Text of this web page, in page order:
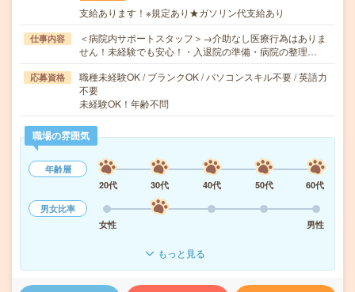
支給あります！※規定あり★ガソリン代支給あり
仕事内容
＜病院内サポートスタッフ＞→介助なし医療行為はありま
せん！未経験でも安心！・入退院の準備・病院の整理…
応募資格
職種未経験OK / ブランクOK / パソコンスキル不要 / 英語力
不要
未経験OK！年齢不問
職場の雰囲気
年齢層
20代
30代 40代 50代
60代
男女比率
女性
男性
もっと見る